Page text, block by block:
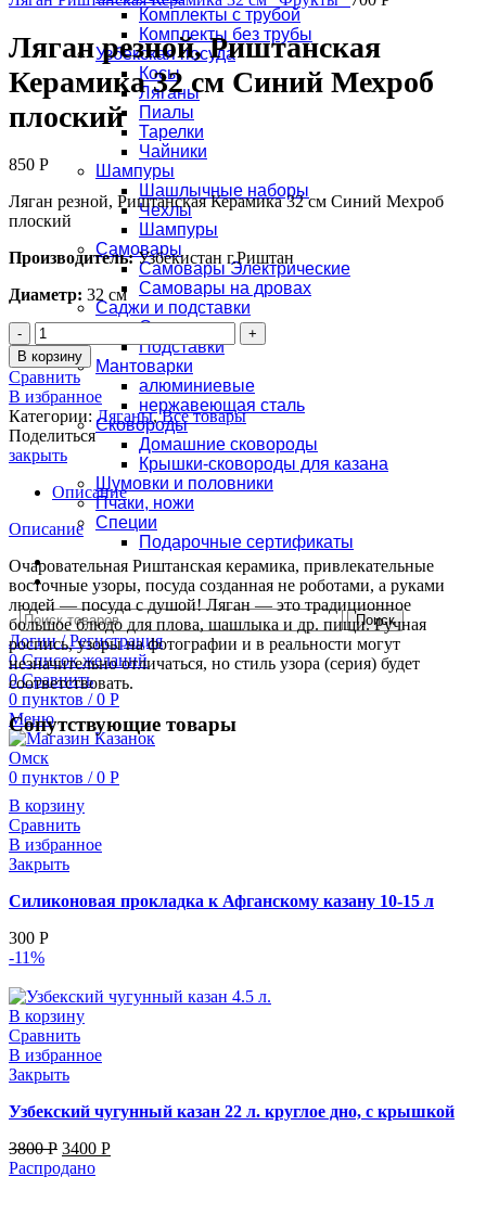
Комплекты с трубой
Комплекты без трубы
Узбекская посуда
Косы
Ляганы
Пиалы
Тарелки
Чайники
Шампуры
Шашлычные наборы
Чехлы
Шампуры
Самовары
Самовары Электрические
Самовары на дровах
Саджи и подставки
Саджи
Подставки
Мантоварки
алюминиевые
нержавеющая сталь
Сковороды
Домашние сковороды
Крышки-сковороды для казана
Шумовки и половники
Пчаки, ножи
Специи
Подарочные сертификаты
Оплата и доставка
Контакты
Поиск
Логин / Регистрация
0Список желаний
0 Сравнить
0 пунктов / 0 Р
Меню
0 пунктов / 0 Р
Ляган резной, Риштанская
Керамика 32 см Синий Мехроб
плоский
850 Р
Ляган резной, Риштанская Керамика 32 см Синий Мехроб
плоский
Производитель:Узбекистан г.Риштан
Диаметр: 32 см
Количество
Ляган
резной,
Риштанская
Керамика
32
см
Синий
Мехроб
плоский
В корзину
Сравнить
В избранное
Категории: Ляганы, Все товары
Поделиться
закрыть
Описание
Описание
Очаровательная Риштанская керамика, привлекательные
восточные узоры, посуда созданная не роботами, а руками
людей — посуда с душой! Ляган — это традиционное
большое блюдо для плова, шашлыка и др. пищи. Ручная
роспись, узоры на фотографии и в реальности могут
незначительно отличаться, но стиль узора (серия) будет
соответствовать.
Сопутствующие товары
В корзину
Сравнить
В избранное
Закрыть
Силиконовая прокладка к Афганскому казану 10-15 л
300 Р
-11%
В корзину
Сравнить
В избранное
Закрыть
Узбекский чугунный казан 22 л. круглое дно, с крышкой
3800Р 3400 Р
Распродано